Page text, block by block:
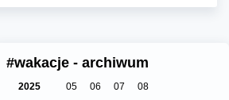
#wakacje - archiwum
2025 05 06 07
08